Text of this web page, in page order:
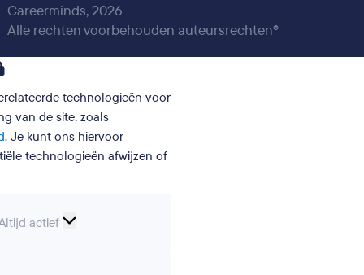
Careerminds, 2026
Alle rechten voorbehouden auteursrechten®
technologieën voor
van de site, zoals
. Je kunt ons hiervoor
technologieën afwijzen of
actief